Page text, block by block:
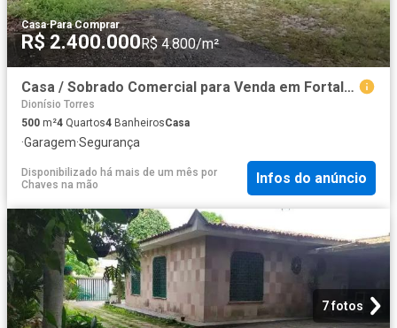
Casa·Para Comprar
R$ 2.400.000R$ 4.800/m²
Casa / Sobrado Comercial para Venda em Fortaleza/CE Jardim das Oliveiras 4 Quartos
Dionísio Torres
500 m²4 Quartos4 BanheirosCasa
·Garagem·Segurança
Disponibilizado há mais de um mês por
Chaves na mão
Infos do anúncio
7 fotos